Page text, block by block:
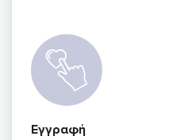
Εγγραφή